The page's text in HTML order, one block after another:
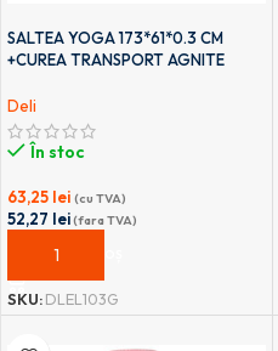
SALTEA YOGA 173*61*0.3 CM
+CUREA TRANSPORT AGNITE
Deli
În stoc
63,25 lei (cu TVA)
52,27 lei(fara TVA)
ADAUGĂ ÎN COȘ
SKU:DLEL103G